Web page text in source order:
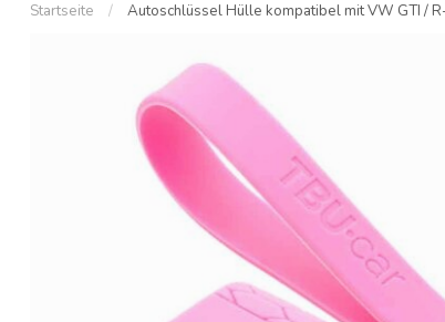
Startseite / Autoschlüssel Hülle kompatibel mit VW GTI /